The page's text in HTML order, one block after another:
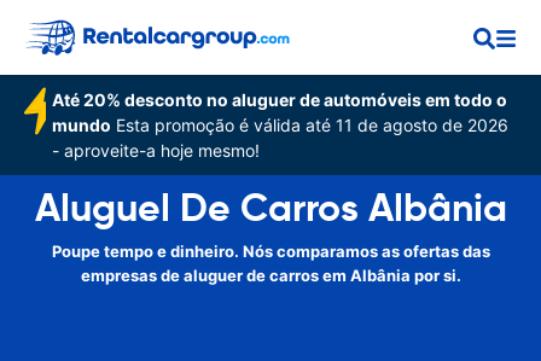
Até 20% desconto no aluguer de automóveis em todo o
mundo Esta promoção é válida até 11 de agosto de 2026
- aproveite-a hoje mesmo!
Aluguel De Carros Albânia
Poupe tempo e dinheiro. Nós comparamos as ofertas das
empresas de aluguer de carros em Albânia por si.